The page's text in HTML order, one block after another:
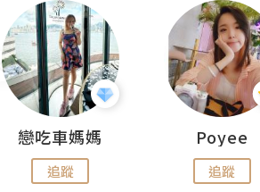
戀吃車媽媽
追蹤
Poyee
追蹤